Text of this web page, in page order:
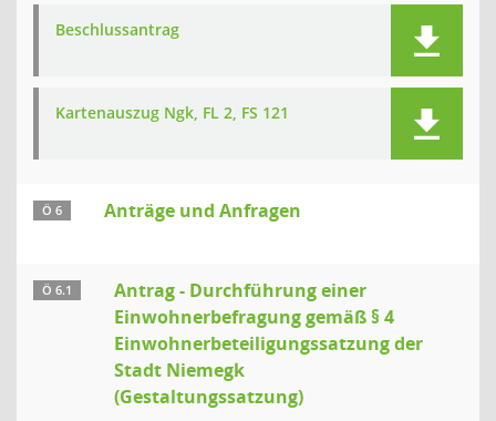
Beschlussantrag
Kartenauszug Ngk, FL 2, FS 121
Ö 6 Anträge und Anfragen
Ö 6.1
Antrag - Durchführung einer
Einwohnerbefragung gemäß § 4
Einwohnerbeteiligungssatzung der
Stadt Niemegk
(Gestaltungssatzung)